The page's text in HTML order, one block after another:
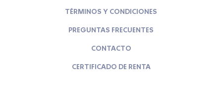
TÉRMINOS Y CONDICIONES
PREGUNTAS FRECUENTES
CONTACTO
CERTIFICADO DE RENTA